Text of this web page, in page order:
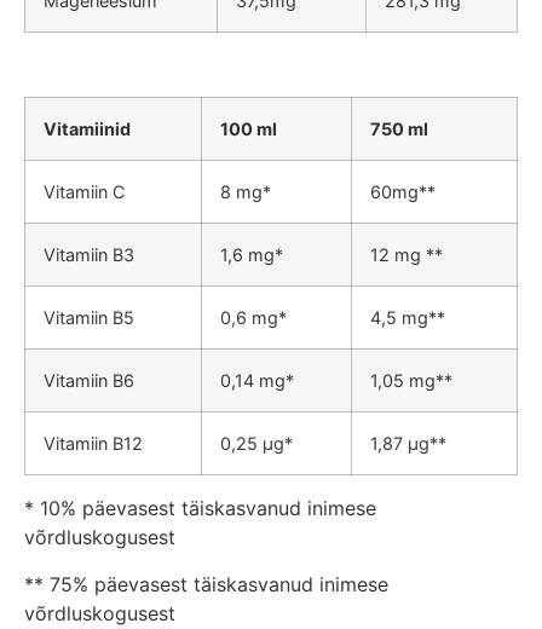
Vitamiinid 100 ml 750 ml
Vitamiin C 8 mg* 60mg**
Vitamiin B3 1,6 mg* 12 mg **
Vitamiin B5 0,6 mg* 4,5 mg**
Vitamiin B6 0,14 mg* 1,05 mg**
Vitamiin B12 0,25 μg* 1,87 μg**
* 10% päevasest täiskasvanud inimese
võrdluskogusest
** 75% päevasest täiskasvanud inimese
võrdluskogusest